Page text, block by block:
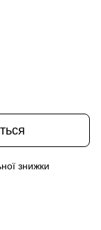
знижки